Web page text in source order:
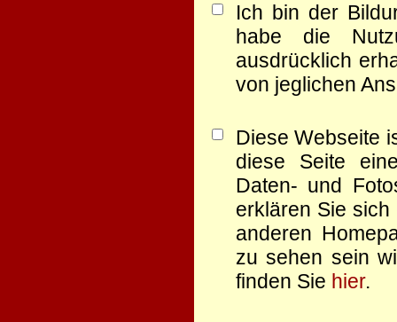
Ich bin der
habe die
ausdrücklich
von jeglichen
Diese Webseite
diese Seite
Daten- und
erklären Sie
anderen
zu sehen sein
finden Sie hier.